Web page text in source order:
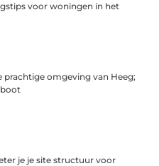
voor woningen in het
prachtige omgeving van Heeg;
je je site structuur voor